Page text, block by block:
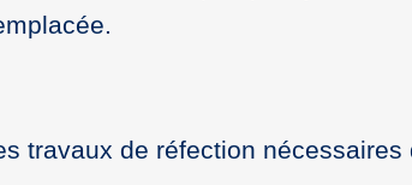
travaux de réfection nécessaires